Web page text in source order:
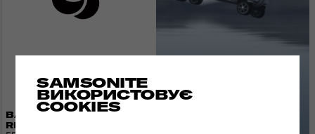
SAMSONITE
ВИКОРИСТОВУЄ
COOKIES
ВАЛІЗА 55 СМ
RESTACKD